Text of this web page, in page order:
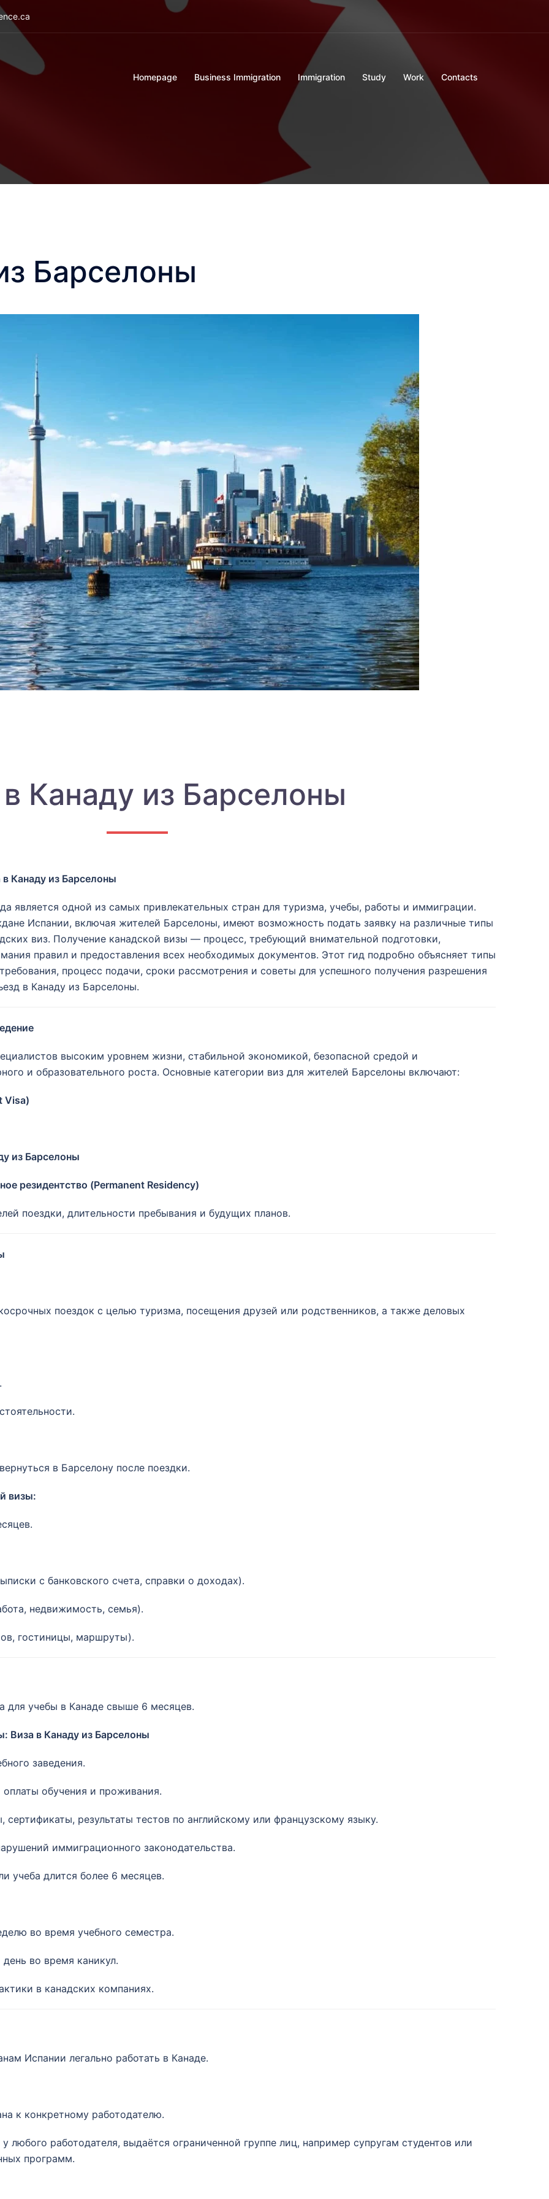
Homepage Business Immigration Immigration Study Work Contacts
Барселоны
Канаду из Барселоны
в Канаду из Барселоны
является одной из самых привлекательных стран для туризма, учебы, работы и иммиграции.
Испании, включая жителей Барселоны, имеют возможность подать заявку на различные типы
виз. Получение канадской визы — процесс, требующий внимательной подготовки,
правил и предоставления всех необходимых документов. Этот гид подробно объясняет типы
процесс подачи, сроки рассмотрения и советы для успешного получения разрешения
в Канаду из Барселоны.
высоким уровнем жизни, стабильной экономикой, безопасной средой и
и образовательного роста. Основные категории виз для жителей Барселоны включают:
Visa)
из Барселоны
резидентство (Permanent Residency)
поездки, длительности пребывания и будущих планов.
поездок с целью туризма, посещения друзей или родственников, а также деловых
в Барселону после поездки.
визы:
с банковского счета, справки о доходах).
недвижимость, семья).
гостиницы, маршруты).
для учебы в Канаде свыше 6 месяцев.
Виза в Канаду из Барселоны
заведения.
обучения и проживания.
результаты тестов по английскому или французскому языку.
иммиграционного законодательства.
учеба длится более 6 месяцев.
во время учебного семестра.
во время каникул.
в канадских компаниях.
Испании легально работать в Канаде.
к конкретному работодателю.
любого работодателя, выдаётся ограниченной группе лиц, например супругам студентов или
программ.